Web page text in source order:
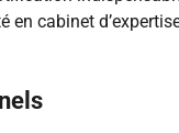
cabinet